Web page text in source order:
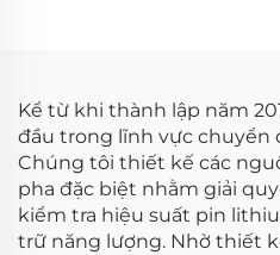
Kể từ khi thành lập năm
đầu trong lĩnh vực chuyển
Chúng tôi thiết kế các
pha đặc biệt nhằm giải
kiểm tra hiệu suất pin
trữ năng lượng. Nhờ thiết